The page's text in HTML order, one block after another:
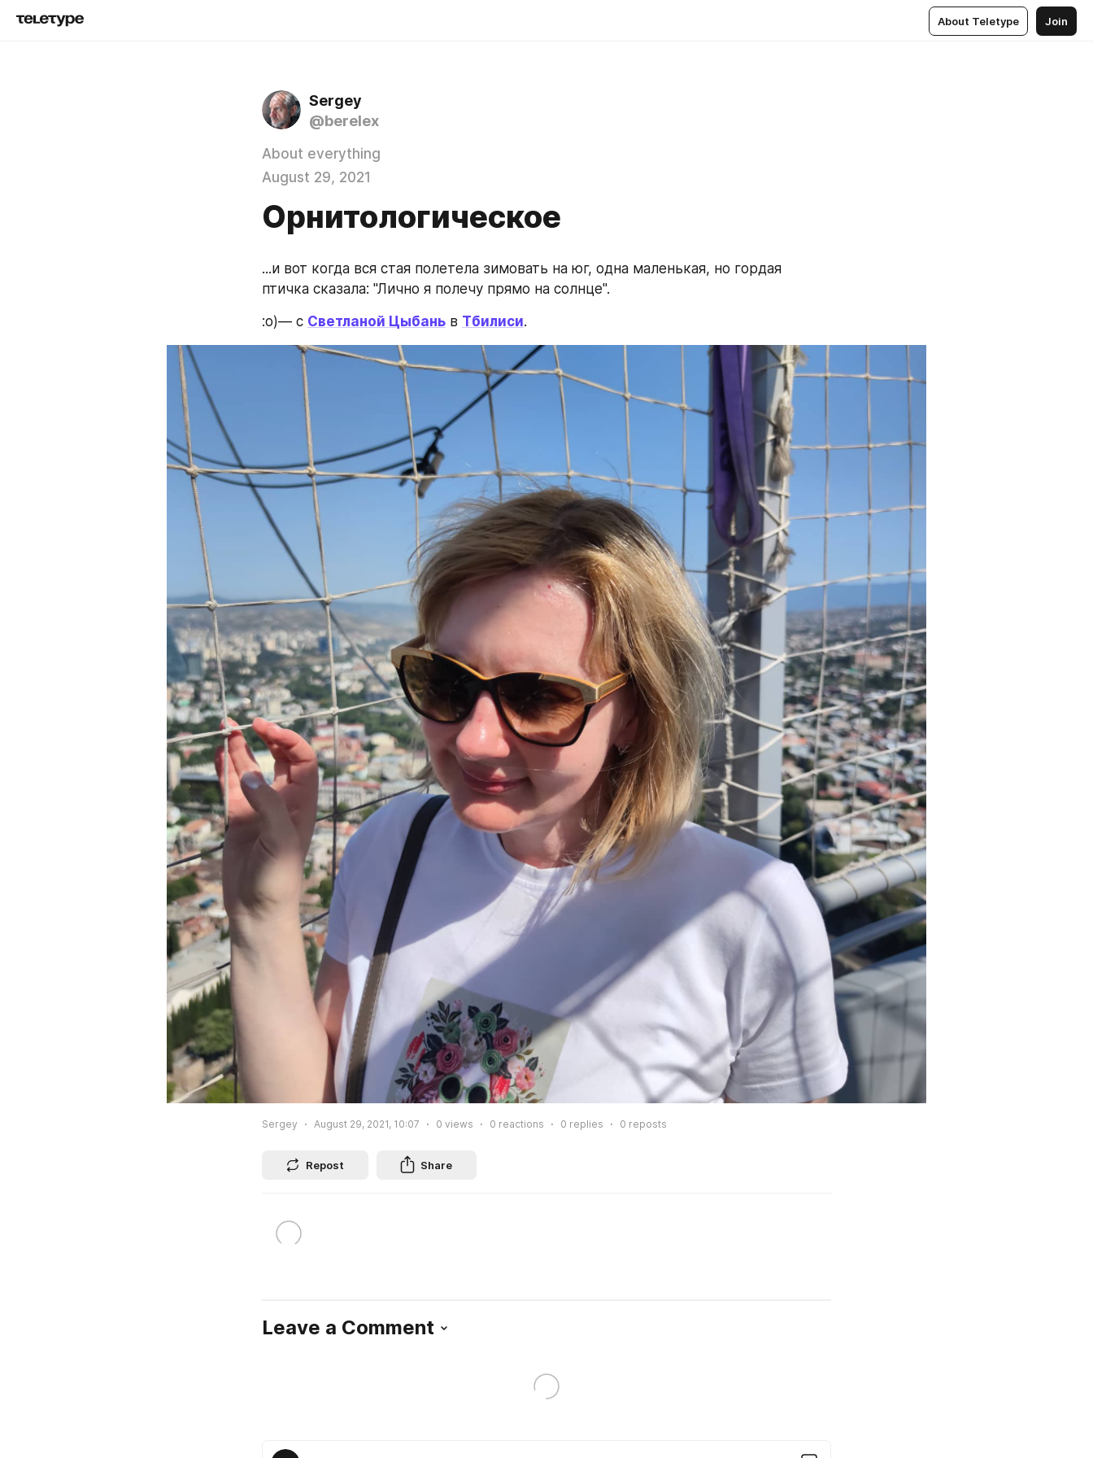
About Teletype Join
Sergey
@berelex
About everything
August 29, 2021
Орнитологическое
...и вот когда вся стая полетела зимовать на юг, одна маленькая, но гордая
птичка сказала: "Лично я полечу прямо на солнце".
:о)— с Светланой Цыбань в Тбилиси.
Sergey August 29, 2021, 10:07 0 views 0 reactions 0 replies 0 reposts
Repost Share
Leave a Comment